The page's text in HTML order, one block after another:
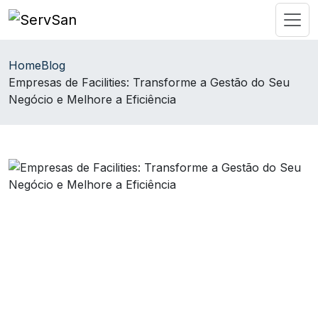
HomeBlog
Empresas de Facilities: Transforme a Gestão do Seu
Negócio e Melhore a Eficiência